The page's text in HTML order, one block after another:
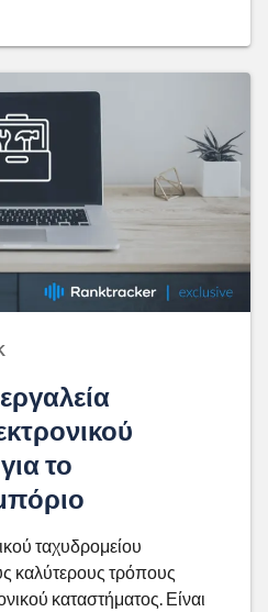
το
ταχυδρομείου
καλύτερους τρόπους
καταστήματος. Είναι